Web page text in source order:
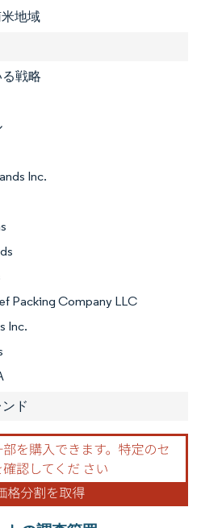
地域
戦略
Inc.
Packing Company LLC
Inc.
ド